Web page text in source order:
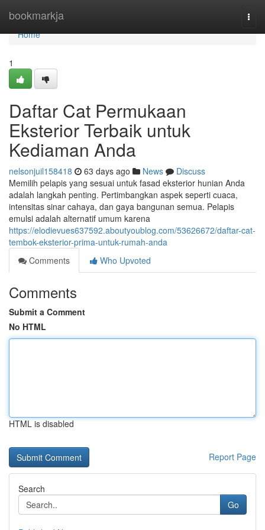
bookmarkja
Home
Home
1
Daftar Cat Permukaan
Eksterior Terbaik untuk
Kediaman Anda
nelsonjuil158418 63 days ago News
Discuss
Memilih pelapis yang sesuai untuk fasad eksterior hunian Anda
adalah langkah penting. Pertimbangkan aspek seperti cuaca,
intensitas sinar cahaya, dan gaya bangunan semua. Pelapis
emulsi adalah alternatif umum karena
https://elodievues637592.aboutyoublog.com/53626672/daftar-cat-
tembok-eksterior-prima-untuk-rumah-anda
Comments
Who Upvoted
Comments
Submit a Comment
No HTML
HTML is disabled
Report Page
Search
Go